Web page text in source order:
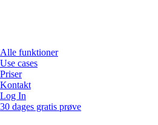
Alle funktioner
Use cases
Priser
Kontakt
Log In
30 dages gratis prøve